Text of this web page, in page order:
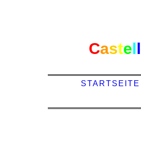
Castell
STARTSEITE